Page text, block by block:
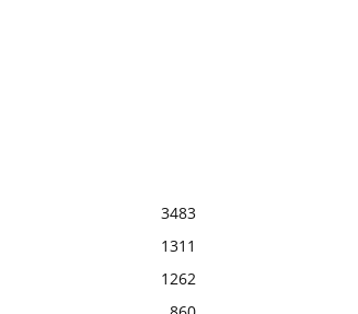
3483
1311
1262